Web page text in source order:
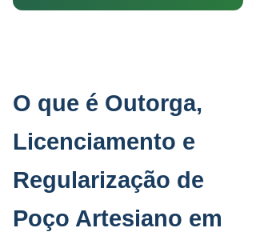
O que é Outorga,
Licenciamento e
Regularização de
Poço Artesiano em